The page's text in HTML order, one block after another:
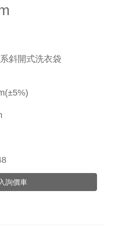
斜開式洗衣袋
詢價車